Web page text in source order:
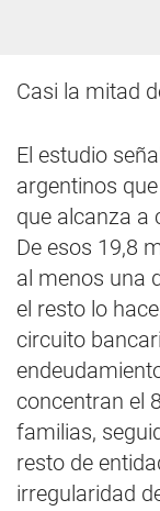
Casi la mitad
El estudio
argentinos
que alcanza a
De esos 19,8
al menos una
el resto lo
circuito
concentran el
familias,
resto de
irregularidad